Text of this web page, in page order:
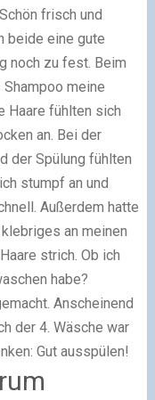
frisch und
beide eine gute
noch zu fest. Beim
meine
Haare fühlten sich
an. Bei der
der Spülung fühlten
stumpf an und
Außerdem hatte
an meinen
strich. Ob ich
habe?
Anscheinend
der 4. Wäsche war
Gut ausspülen!